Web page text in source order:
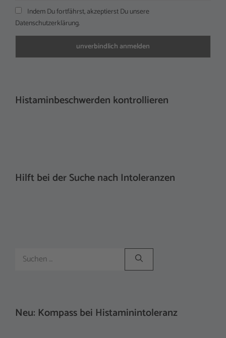
Indem Du fortfährst, akzeptierst Du unsere
Datenschutzerklärung.
Histaminbeschwerden kontrollieren
Hilft bei der Suche nach Intoleranzen
Suchen
nach:
Neu: Kompass bei Histaminintoleranz